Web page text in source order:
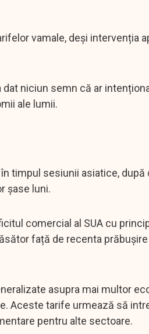
vamale, deși intervenția
niciun semn că ar
ale lumii.
timpul sesiunii asiatice, după
șase luni.
comercial al SUA cu
față de recenta
asupra mai multor
Aceste tarife urmează să
pentru alte sectoare.